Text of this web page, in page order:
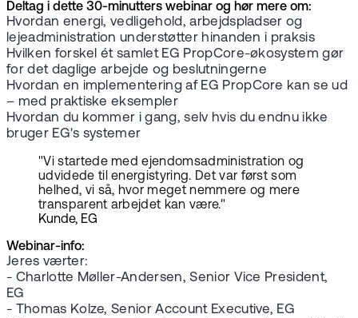
Deltag i dette 30-minutters webinar og hør mere om:
Hvordan energi, vedligehold, arbejdspladser og
lejeadministration understøtter hinanden i praksis
Hvilken forskel ét samlet EG PropCore-økosystem gør
for det daglige arbejde og beslutningerne
Hvordan en implementering af EG PropCore kan se ud
– med praktiske eksempler
Hvordan du kommer i gang, selv hvis du endnu ikke
bruger EG's systemer
"Vi startede med ejendomsadministration og
udvidede til energistyring. Det var først som
helhed, vi så, hvor meget nemmere og mere
transparent arbejdet kan være."
Kunde, EG
Webinar-info:
Jeres værter:
- Charlotte Møller-Andersen, Senior Vice President,
EG
- Thomas Kolze, Senior Account Executive, EG